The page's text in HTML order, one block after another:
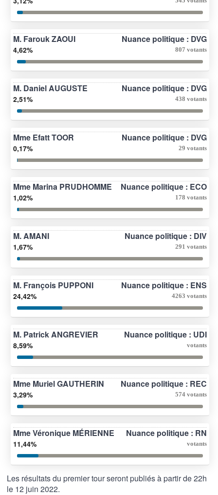
M. Farouk ZAOUI Nuance politique : DVG
4,62% 807 votants
M. Daniel AUGUSTE Nuance politique : DVG
2,51% 438 votants
Mme Efatt TOOR Nuance politique : DVG
0,17% 29 votants
Mme Marina PRUDHOMME Nuance politique : ECO
1,02% 178 votants
M. AMANI Nuance politique : DIV
1,67% 291 votants
M. François PUPPONI Nuance politique : ENS
24,42% 4263 votants
M. Patrick ANGREVIER Nuance politique : UDI
8,59% votants
Mme Muriel GAUTHERIN Nuance politique : REC
3,29% 574 votants
Mme Véronique MÉRIENNE Nuance politique : RN
11,44% votants
Les résultats du premier tour seront publiés à partir de 22h
le 12 juin 2022.